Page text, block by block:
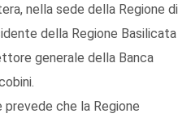
nella sede della Regione di
della Regione Basilicata
generale della Banca
prevede che la Regione